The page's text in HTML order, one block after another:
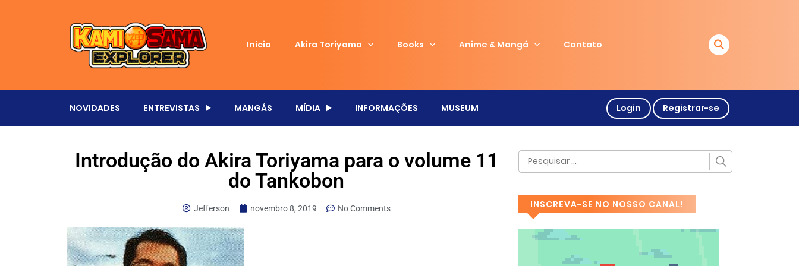
Início Akira Toriyama Books Anime & Mangá Contato
NOVIDADES ENTREVISTAS MANGÁS MÍDIA INFORMAÇÕES MUSEUM Login Registrar-se
Introdução do Akira Toriyama para o volume 11
do Tankobon
Jefferson novembro 8, 2019 No Comments INSCREVA-SE NO NOSSO CANAL!